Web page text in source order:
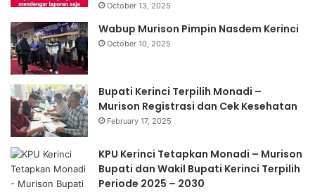
October 13, 2025
Wabup Murison Pimpin Nasdem Kerinci
October 10, 2025
Bupati Kerinci Terpilih Monadi –
Murison Registrasi dan Cek Kesehatan
February 17, 2025
KPU Kerinci Tetapkan Monadi – Murison
Bupati dan Wakil Bupati Kerinci Terpilih
Periode 2025 – 2030